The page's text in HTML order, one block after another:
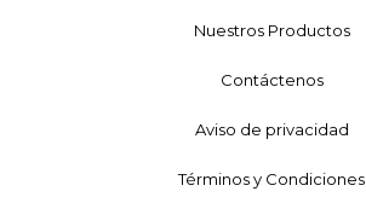
Nuestros Productos
Contáctenos
Aviso de privacidad
Términos y Condiciones